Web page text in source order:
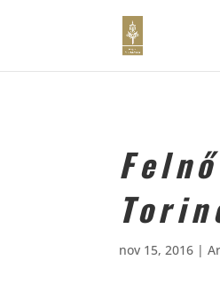
nov 15, 2016 |